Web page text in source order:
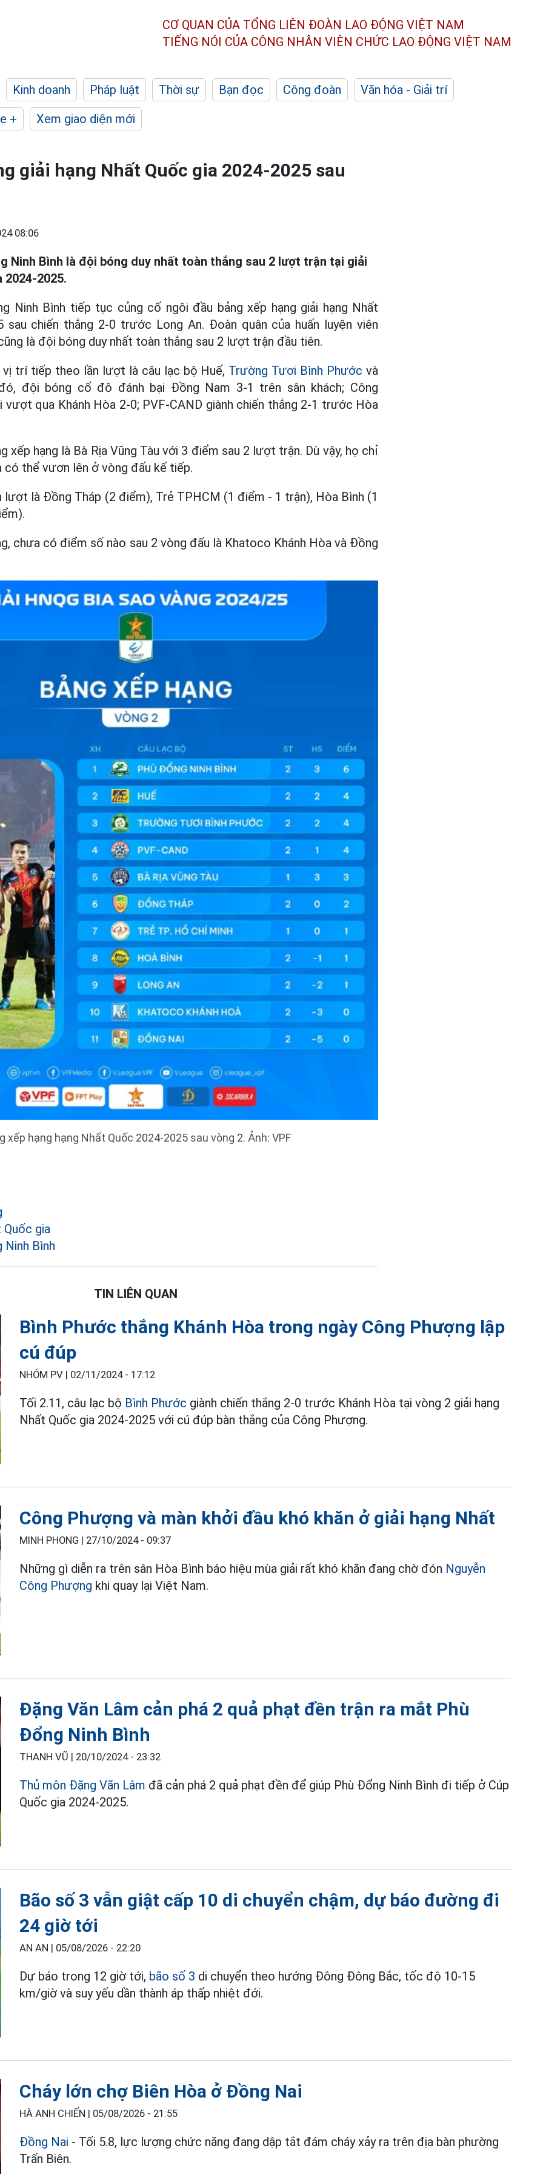
CƠ QUAN CỦA TỔNG LIÊN ĐOÀN LAO ĐỘNG VIỆT NAM
TIẾNG NÓI CỦA CÔNG NHÂN VIÊN CHỨC LAO ĐỘNG VIỆT NAM
Kinh doanh Pháp luật Thời sự Bạn đọc Công đoàn
Văn hóa - Giải trí
+
Xem giao diện mới
giải hạng Nhất Quốc gia 2024-2025 sau
08:06
Ninh Bình là đội bóng duy nhất toàn thắng sau 2 lượt trận tại giải
2025.
Ninh Bình tiếp tục củng cố ngôi đầu bảng xếp hạng giải hạng Nhất
sau chiến thắng 2-0 trước Long An. Đoàn quân của huấn luyện viên
là đội bóng duy nhất toàn thắng sau 2 lượt trận đầu tiên.
trí tiếp theo lần lượt là câu lạc bộ Huế, Trường Tươi Bình Phước và
đội bóng cố đô đánh bại Đồng Nam 3-1 trên sân khách; Công
qua Khánh Hòa 2-0; PVF-CAND giành chiến thắng 2-1 trước Hòa
xếp hạng là Bà Rịa Vũng Tàu với 3 điểm sau 2 lượt trận. Dù vậy, họ chỉ
có thể vươn lên ở vòng đấu kế tiếp.
là Đồng Tháp (2 điểm), Trẻ TPHCM (1 điểm - 1 trận), Hòa Bình (1
chưa có điểm số nào sau 2 vòng đấu là Khatoco Khánh Hòa và Đồng
xếp hạng hạng Nhất Quốc 2024-2025 sau vòng 2. Ảnh: VPF
Quốc gia
Ninh Bình
TIN LIÊN QUAN
Bình Phước thắng Khánh Hòa trong ngày Công Phượng lập
cú đúp
NHÓM PV | 02/11/2024 - 17:12
Tối 2.11, câu lạc bộ Bình Phước giành chiến thắng 2-0 trước Khánh Hòa tại vòng 2 giải hạng
Nhất Quốc gia 2024-2025 với cú đúp bàn thắng của Công Phượng.
Công Phượng và màn khởi đầu khó khăn ở giải hạng Nhất
MINH PHONG | 27/10/2024 - 09:37
Những gì diễn ra trên sân Hòa Bình báo hiệu mùa giải rất khó khăn đang chờ đón Nguyễn
Công Phượng khi quay lại Việt Nam.
Đặng Văn Lâm cản phá 2 quả phạt đền trận ra mắt Phù
Đổng Ninh Bình
THANH VŨ | 20/10/2024 - 23:32
Thủ môn Đặng Văn Lâm đã cản phá 2 quả phạt đền để giúp Phù Đổng Ninh Bình đi tiếp ở Cúp
Quốc gia 2024-2025.
Bão số 3 vẫn giật cấp 10 di chuyển chậm, dự báo đường đi
24 giờ tới
AN AN | 05/08/2026 - 22:20
Dự báo trong 12 giờ tới, bão số 3 di chuyển theo hướng Đông Đông Bắc, tốc độ 10-15
km/giờ và suy yếu dần thành áp thấp nhiệt đới.
Cháy lớn chợ Biên Hòa ở Đồng Nai
HÀ ANH CHIẾN | 05/08/2026 - 21:55
Đồng Nai - Tối 5.8, lực lượng chức năng đang dập tắt đám cháy xảy ra trên địa bàn phường
Trấn Biên.